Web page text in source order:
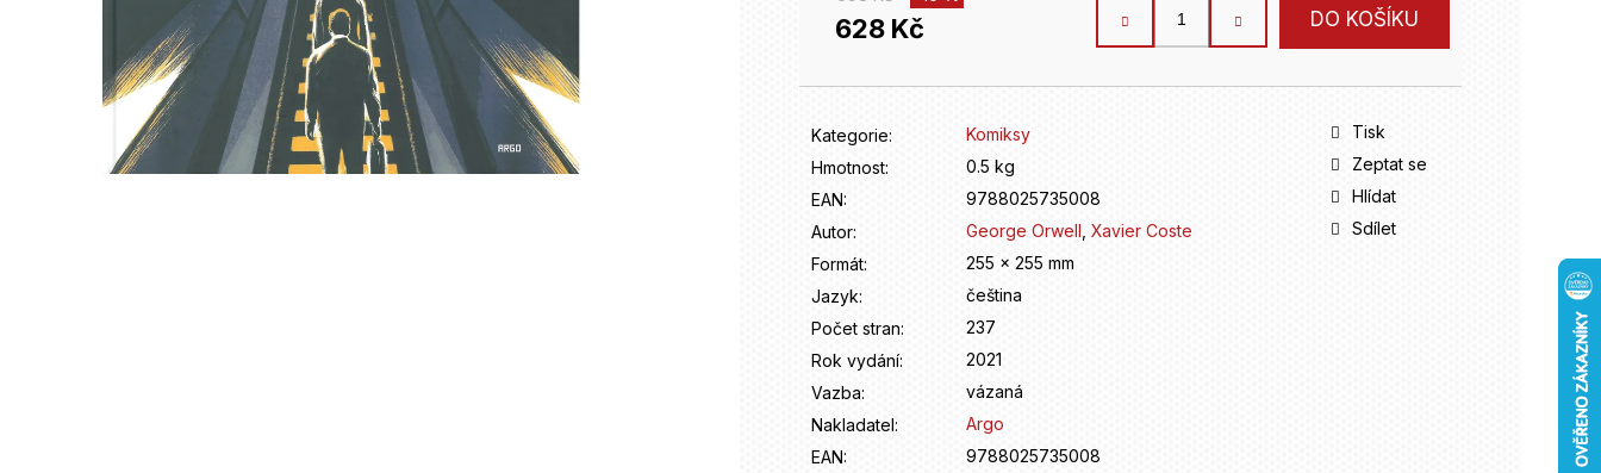
628 Kč
Měrná
DO KOŠÍKU
Kategorie:
Komiksy
Hmotnost:
0.5 kg
EAN:
9788025735008
Autor: George Orwell ,Xavier Coste
Formát:
255 x 255 mm
Jazyk:
čeština
Počet stran:
237
Rok vydání:
2021
Vazba:
vázaná
Nakladatel:
Argo
EAN: 9788025735008
Tisk
Zeptat se
Hlídat
Sdílet